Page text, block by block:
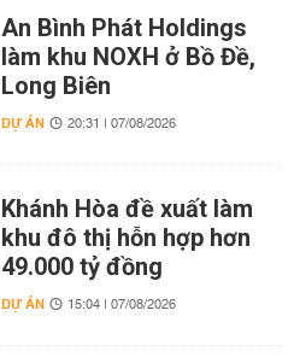
An Bình Phát Holdings
làm khu NOXH ở Bồ Đề,
Long Biên
DỰ ÁN 20:31 | 07/08/2026
Khánh Hòa đề xuất làm
khu đô thị hỗn hợp hơn
49.000 tỷ đồng
DỰ ÁN 15:04 | 07/08/2026